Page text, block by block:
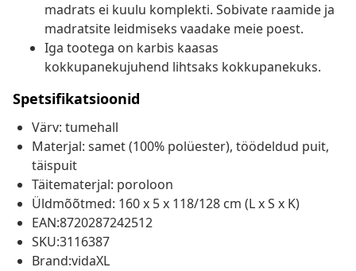
madrats ei kuulu komplekti. Sobivate raamide ja
madratsite leidmiseks vaadake meie poest.
Iga tootega on karbis kaasas
kokkupanekujuhend lihtsaks kokkupanekuks.
Spetsifikatsioonid
Värv: tumehall
Materjal: samet (100% polüester), töödeldud puit,
täispuit
Täitematerjal: poroloon
Üldmõõtmed: 160 x 5 x 118/128 cm (L x S x K)
EAN:8720287242512
SKU:3116387
Brand:vidaXL